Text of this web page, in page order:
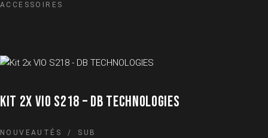
ACCESSOIRES
KIT 2X VIO S218 – DB TECHNOLOGIES
NOUVEAUTÉS SUB